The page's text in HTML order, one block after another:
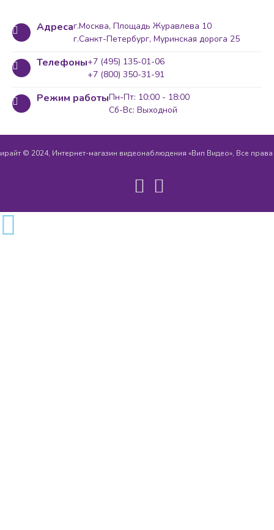
Адресаг.Москва, Площадь Журавлева 10
г.Санкт-Петербург, Муринская дорога 25
Телефоны+7 (495) 135-01-06
+7 (800) 350-31-91
Режим работыПн-Пт: 10:00 - 18:00
Сб-Вс: Выходной
© 2024, Интернет-магазин видеонаблюдения «Вип Видео», Все